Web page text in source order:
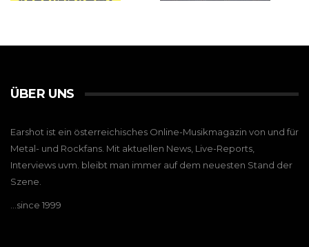
ÜBER UNS
Earshot ist ein österreichisches Online-Musikmagazin von und für
Metal- und Rockfans. Mit aktuellen News, Live-Reports,
Interviews uvm. bleibt man immer auf dem neuesten Stand der
Szene.
…since 1999